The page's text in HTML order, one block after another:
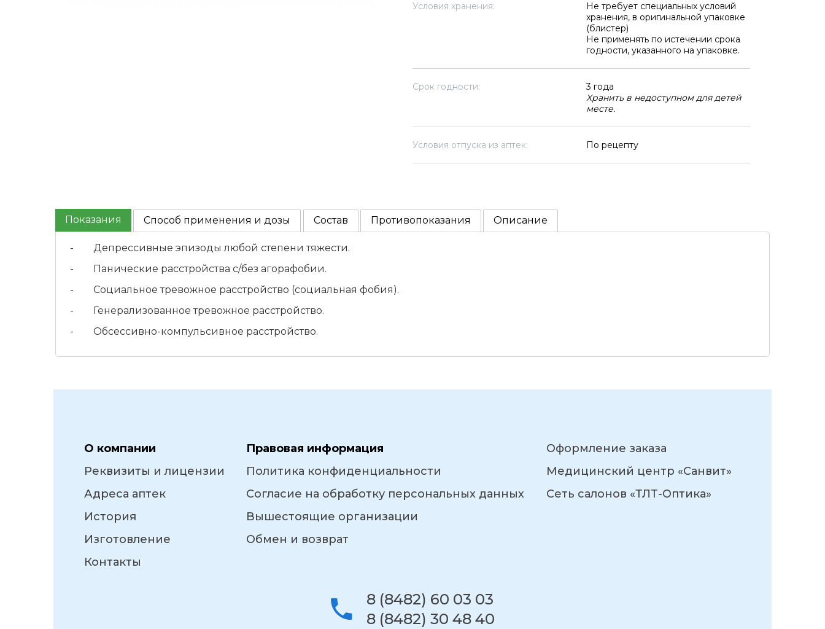
Условия хранения:
Не требует специальных условий
хранения, в оригинальной упаковке
(блистер)
Не применять по истечении срока
годности, указанного на упаковке.
Срок годности:
3 года
Хранить в недоступном для детей
месте.
Условия отпуска из аптек: По рецепту
Показания Способ применения и дозы Состав Противопоказания Описание
- Депрессивные эпизоды любой степени тяжести.
- Панические расстройства с/без агорафобии.
- Социальное тревожное расстройство (социальная фобия).
- Генерализованное тревожное расстройство.
- Обсессивно-компульсивное расстройство.
О компании
Реквизиты и лицензии
Адреса аптек
История
Изготовление
Контакты
Правовая информация
Политика конфиденциальности
Согласие на обработку персональных данных
Вышестоящие организации
Обмен и возврат
Оформление заказа
Медицинский центр «Санвит»
Сеть салонов «ТЛТ-Оптика»
8 (8482) 60 03 03
8 (8482) 30 48 40